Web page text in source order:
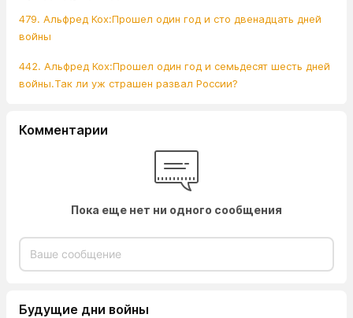
479. Альфред Кох:Прошел один год и сто двенадцать дней
войны
442. Альфред Кох:Прошел один год и семьдесят шесть дней
войны.Так ли уж страшен развал России?
Комментарии
Пока еще нет ни одного сообщения
Будущие дни войны